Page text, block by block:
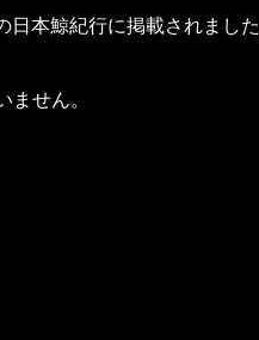
日本鯨紀行に掲載されまし
ません。